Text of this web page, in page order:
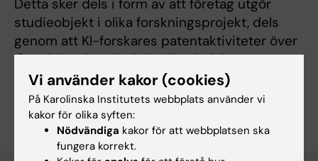
Detta sker dels i form av att företag utgör
studieobjekt i olika forskningsprojekt, dels
genom att KI-forskares patentaktiviteter över
lång tid undersöks i detalj och dels genom att
studenter tillbringar praktikperioder hos, och
utför projekt i samverkan med företag,
myndigheter och andra aktörer.
Vi använder kakor (cookies)
På Karolinska Institutets webbplats använder vi
kakor för olika syften:
Nödvändiga kakor för att webbplatsen ska
fungera korrekt.